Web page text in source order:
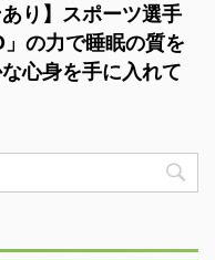
あり】スポーツ選手
の力で睡眠の質を
心身を手に入れて